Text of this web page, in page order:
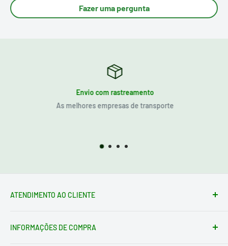
Fazer uma pergunta
Envio com rastreamento
As melhores empresas de transporte
ATENDIMENTO AO CLIENTE
loja@electrotodo.pt
INFORMAÇÕES DE COMPRA